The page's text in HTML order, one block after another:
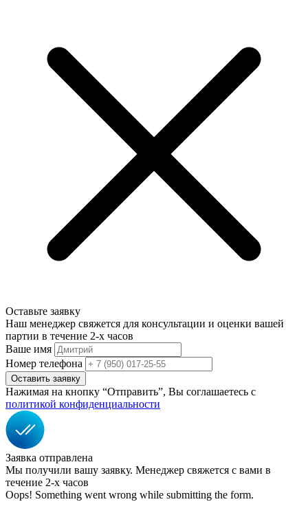
Оставьте заявку
Наш менеджер свяжется для консультации и оценки вашей
партии в течение 2-х часов
Ваше имя
Номер телефона
Нажимая на кнопку “Отправить”, Вы соглашаетесь с
политикой конфиденциальности
Заявка отправлена
Мы получили вашу заявку. Менеджер свяжется с вами в
течение 2-х часов
Oops! Something went wrong while submitting the form.